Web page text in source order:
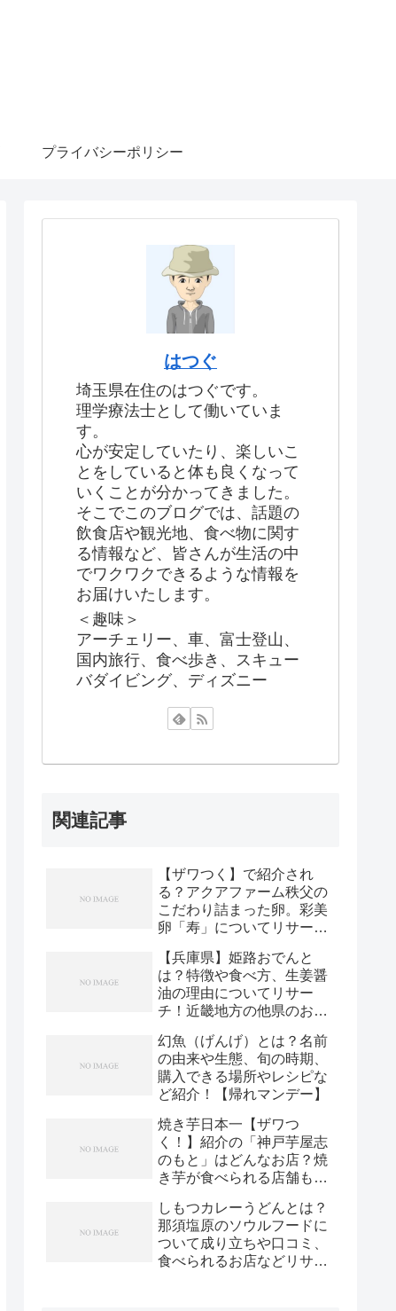
プライバシーポリシー
はつぐ
埼玉県在住のはつぐです。
理学療法士として働いていま
す。
心が安定していたり、楽しいこ
とをしていると体も良くなって
いくことが分かってきました。
そこでこのブログでは、話題の
飲食店や観光地、食べ物に関す
る情報など、皆さんが生活の中
でワクワクできるような情報を
お届けいたします。
＜趣味＞
アーチェリー、車、富士登山、
国内旅行、食べ歩き、スキュー
バダイビング、ディズニー
関連記事
【ザワつく】で紹介され
る？アクアファーム秩父の
こだわり詰まった卵。彩美
卵「寿」についてリサー
【兵庫県】姫路おでんと
は？特徴や食べ方、生姜醤
油の理由についてリサー
チ！近畿地方の他県のおで
幻魚（げんげ）とは？名前
の由来や生態、旬の時期、
購入できる場所やレシピな
ど紹介！【帰れマンデー】
焼き芋日本一【ザワつ
く！】紹介の「神戸芋屋志
のもと」はどんなお店？焼
き芋が食べられる店舗もリ
しもつカレーうどんとは？
那須塩原のソウルフードに
ついて成り立ちや口コミ、
食べられるお店などリサー